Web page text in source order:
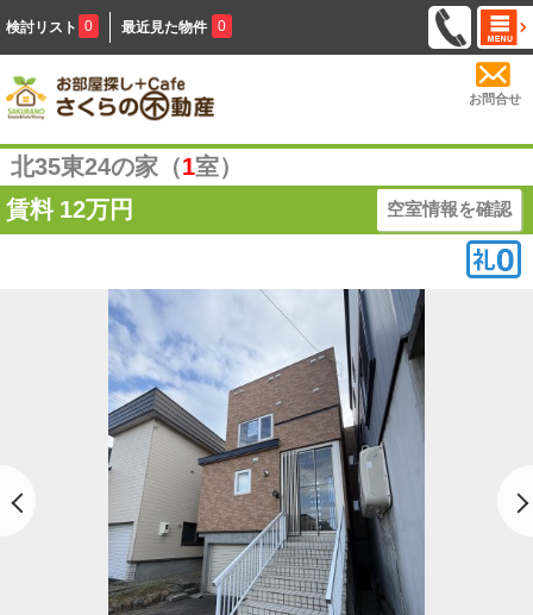
検討リスト 0 最近見た物件 0
お問合せ
北35東24の家（1室）
賃料 12万円 空室情報を確認